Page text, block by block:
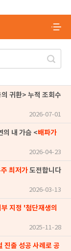
귀환> 누적 조회수
2026-07-01
의 내 가슴 <배파가
2026-04-23
최저가도전합니다
2026-03-13
지정 '첨단재생의
2025-11-28
진출 성공 사례로 공